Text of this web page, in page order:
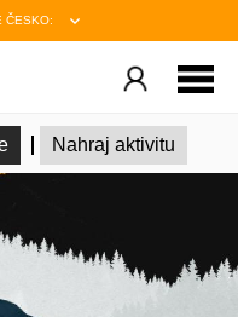
ČESKO:
Nahraj aktivitu